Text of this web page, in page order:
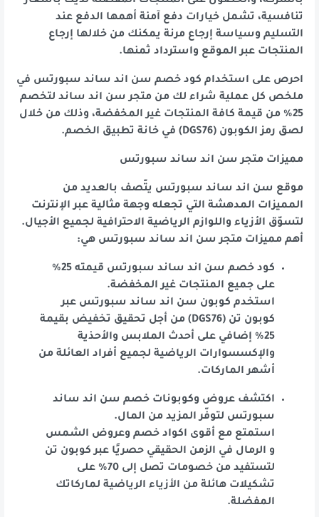
تنافسية، تشمل خيارات دفع آمنة أهمها الدفع عند
التسليم وسياسة إرجاع مرنة يمكنك من خلالها إرجاع
المنتجات عبر الموقع واسترداد ثمنها.
احرص على استخدام كود خصم سن اند ساند سبورتس في
ملخص كل عملية شراء لك من متجر سن اند ساند لتخصم
25% من قيمة كافة المنتجات غير المخفضة، وذلك من خلال
لصق رمز الكوبون (DGS76) في خانة تطبيق الخصم.
مميزات متجر سن اند ساند سبورتس
موقع سن اند ساند سبورتس يتّصف بالعديد من
المميزات المدهشة التي تجعله وجهة مثالية عبر الإنترنت
لتسوّق الأزياء واللوازم الرياضية الاحترافية لجميع الأجيال.
أهم مميزات متجر سن اند ساند سبورتس هي:
كود خصم سن اند ساند سبورتس قيمته 25%
على جميع المنتجات غير المخفضة.
استخدم كوبون سن اند ساند سبورتس عبر
كوبون تن (DGS76) من أجل تحقيق تخفيض بقيمة
25% إضافي على أحدث الملابس والأحذية
والإكسسوارات الرياضية لجميع أفراد العائلة من
أشهر الماركات.
اكتشف عروض وكوبونات خصم سن اند ساند
سبورتس لتوفّر المزيد من المال.
استمتع مع أقوى اكواد خصم وعروض الشمس
و الرمال في الزمن الحقيقي حصريًا عبر كوبون تن
لتستفيد من خصومات تصل إلى 70% على
تشكيلات هائلة من الأزياء الرياضية لماركاتك
المفضلة.